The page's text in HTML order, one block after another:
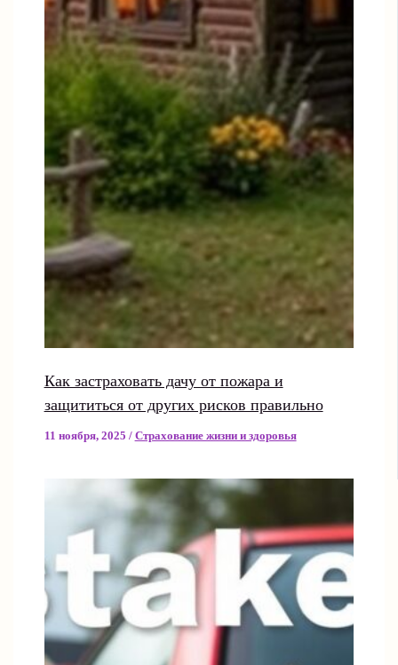
Как застраховать дачу от пожара и
защититься от других рисков правильно
11 ноября, 2025 / Страхование жизни и здоровья